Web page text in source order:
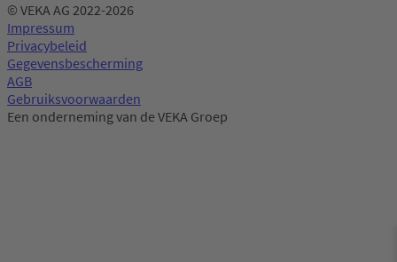
© VEKA AG 2022-2026
Impressum
Privacybeleid
Gegevensbescherming
AGB
Gebruiksvoorwaarden
Een onderneming van de VEKA Groep